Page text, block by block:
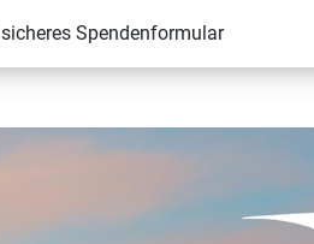
sicheres Spendenformular